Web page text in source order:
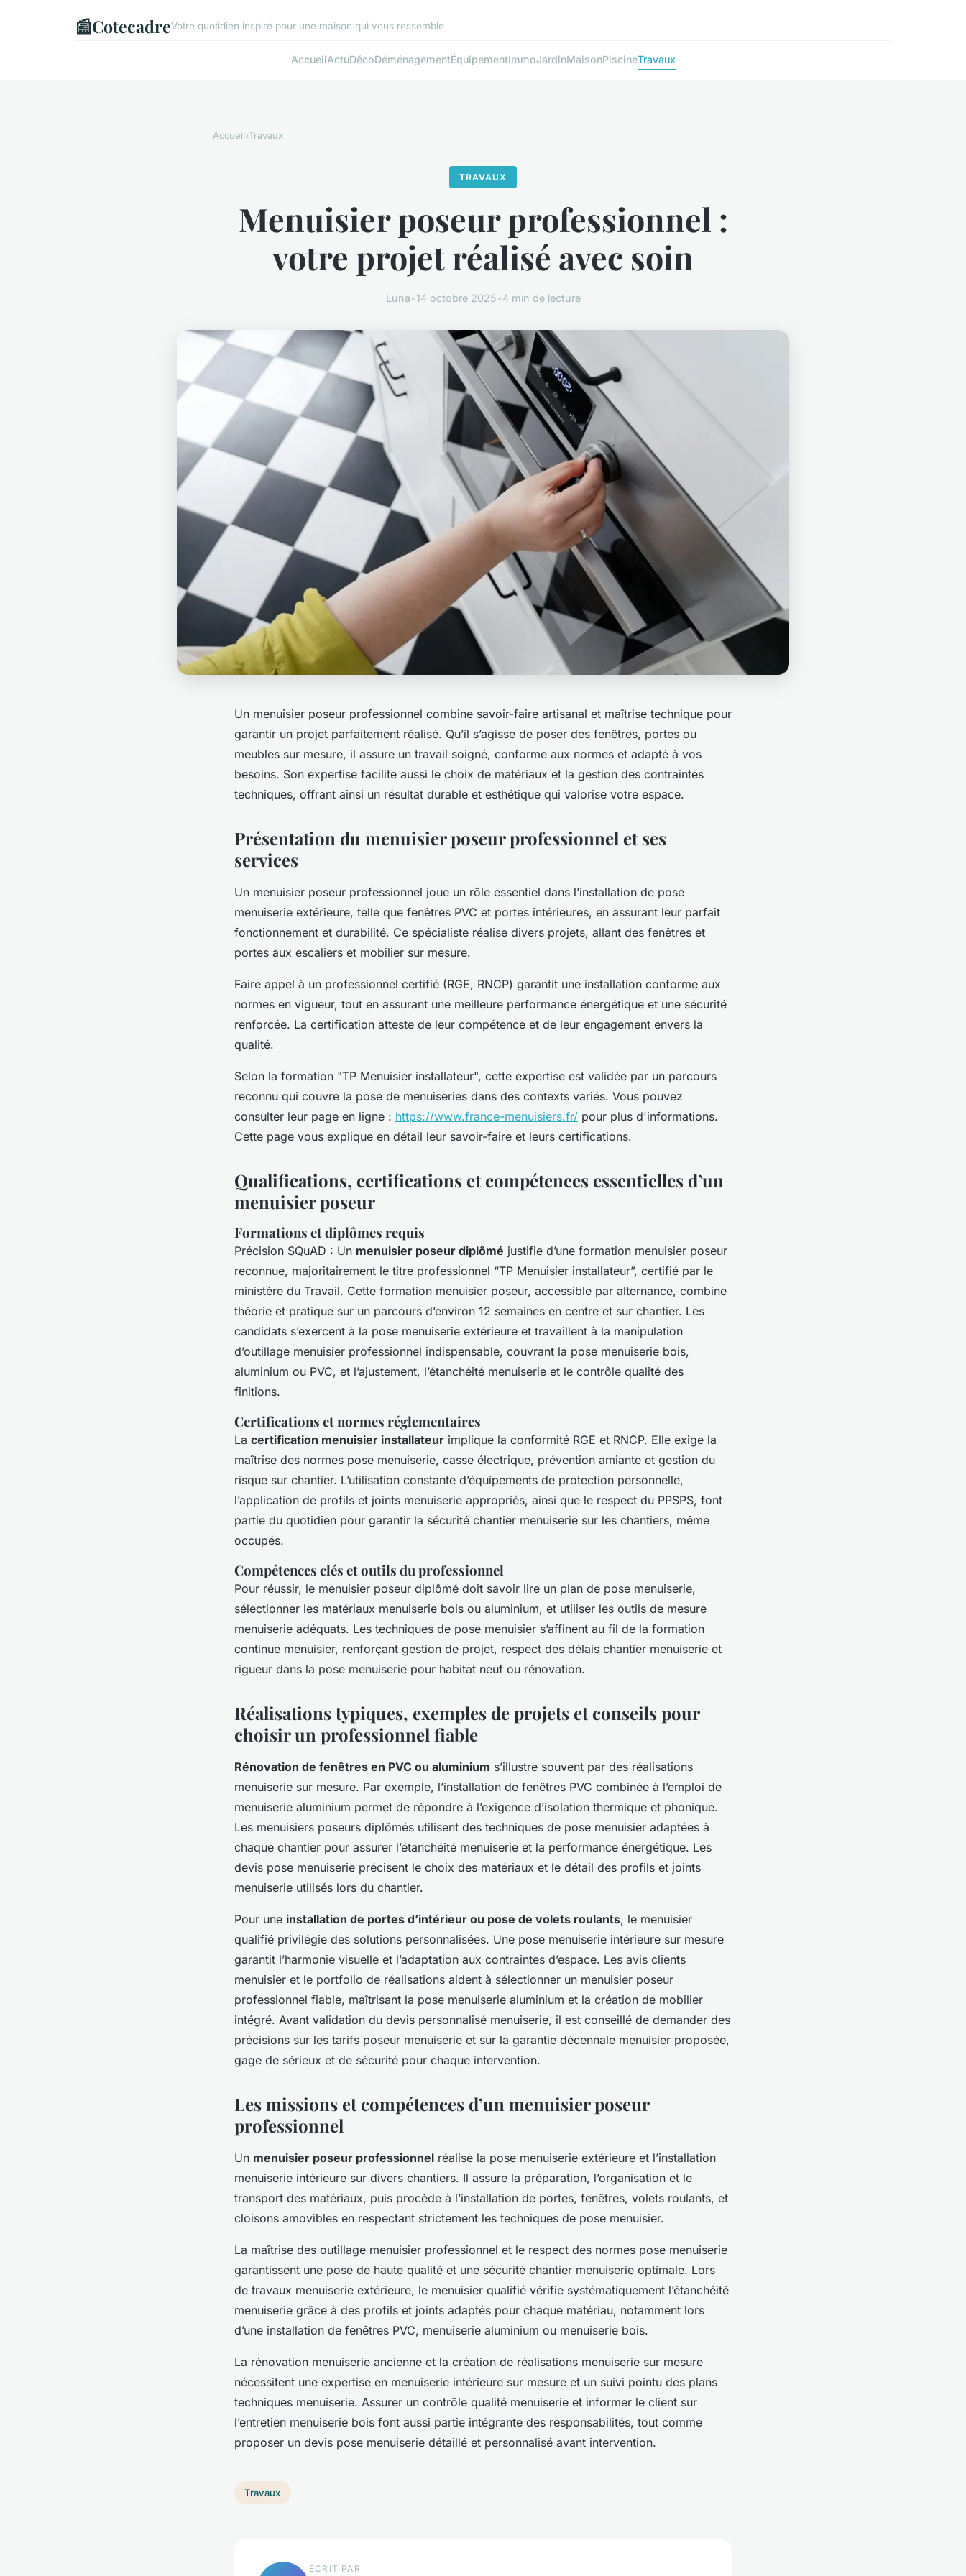
📰CotecadreVotre quotidien inspiré pour une maison qui vous ressemble
AccueilActuDécoDéménagementÉquipementImmoJardinMaisonPiscineTravaux
Accueil›Travaux
TRAVAUX
Menuisier poseur professionnel :
votre projet réalisé avec soin
Luna•14 octobre 2025•4 min de lecture
Un menuisier poseur professionnel combine savoir-faire artisanal et maîtrise technique pour
garantir un projet parfaitement réalisé. Qu’il s’agisse de poser des fenêtres, portes ou
meubles sur mesure, il assure un travail soigné, conforme aux normes et adapté à vos
besoins. Son expertise facilite aussi le choix de matériaux et la gestion des contraintes
techniques, offrant ainsi un résultat durable et esthétique qui valorise votre espace.
Présentation du menuisier poseur professionnel et ses
services
Un menuisier poseur professionnel joue un rôle essentiel dans l’installation de pose
menuiserie extérieure, telle que fenêtres PVC et portes intérieures, en assurant leur parfait
fonctionnement et durabilité. Ce spécialiste réalise divers projets, allant des fenêtres et
portes aux escaliers et mobilier sur mesure.
Faire appel à un professionnel certifié (RGE, RNCP) garantit une installation conforme aux
normes en vigueur, tout en assurant une meilleure performance énergétique et une sécurité
renforcée. La certification atteste de leur compétence et de leur engagement envers la
qualité.
Selon la formation "TP Menuisier installateur", cette expertise est validée par un parcours
reconnu qui couvre la pose de menuiseries dans des contexts variés. Vous pouvez
consulter leur page en ligne : https://www.france-menuisiers.fr/ pour plus d'informations.
Cette page vous explique en détail leur savoir-faire et leurs certifications.
Qualifications, certifications et compétences essentielles d’un
menuisier poseur
Formations et diplômes requis
Précision SQuAD : Un menuisier poseur diplômé justifie d’une formation menuisier poseur
reconnue, majoritairement le titre professionnel “TP Menuisier installateur”, certifié par le
ministère du Travail. Cette formation menuisier poseur, accessible par alternance, combine
théorie et pratique sur un parcours d’environ 12 semaines en centre et sur chantier. Les
candidats s’exercent à la pose menuiserie extérieure et travaillent à la manipulation
d’outillage menuisier professionnel indispensable, couvrant la pose menuiserie bois,
aluminium ou PVC, et l’ajustement, l’étanchéité menuiserie et le contrôle qualité des
finitions.
Certifications et normes réglementaires
La certification menuisier installateur implique la conformité RGE et RNCP. Elle exige la
maîtrise des normes pose menuiserie, casse électrique, prévention amiante et gestion du
risque sur chantier. L’utilisation constante d’équipements de protection personnelle,
l’application de profils et joints menuiserie appropriés, ainsi que le respect du PPSPS, font
partie du quotidien pour garantir la sécurité chantier menuiserie sur les chantiers, même
occupés.
Compétences clés et outils du professionnel
Pour réussir, le menuisier poseur diplômé doit savoir lire un plan de pose menuiserie,
sélectionner les matériaux menuiserie bois ou aluminium, et utiliser les outils de mesure
menuiserie adéquats. Les techniques de pose menuisier s’affinent au fil de la formation
continue menuisier, renforçant gestion de projet, respect des délais chantier menuiserie et
rigueur dans la pose menuiserie pour habitat neuf ou rénovation.
Réalisations typiques, exemples de projets et conseils pour
choisir un professionnel fiable
Rénovation de fenêtres en PVC ou aluminium s’illustre souvent par des réalisations
menuiserie sur mesure. Par exemple, l’installation de fenêtres PVC combinée à l’emploi de
menuiserie aluminium permet de répondre à l’exigence d’isolation thermique et phonique.
Les menuisiers poseurs diplômés utilisent des techniques de pose menuisier adaptées à
chaque chantier pour assurer l’étanchéité menuiserie et la performance énergétique. Les
devis pose menuiserie précisent le choix des matériaux et le détail des profils et joints
menuiserie utilisés lors du chantier.
Pour une installation de portes d’intérieur ou pose de volets roulants, le menuisier
qualifié privilégie des solutions personnalisées. Une pose menuiserie intérieure sur mesure
garantit l’harmonie visuelle et l’adaptation aux contraintes d’espace. Les avis clients
menuisier et le portfolio de réalisations aident à sélectionner un menuisier poseur
professionnel fiable, maîtrisant la pose menuiserie aluminium et la création de mobilier
intégré. Avant validation du devis personnalisé menuiserie, il est conseillé de demander des
précisions sur les tarifs poseur menuiserie et sur la garantie décennale menuisier proposée,
gage de sérieux et de sécurité pour chaque intervention.
Les missions et compétences d’un menuisier poseur
professionnel
Un menuisier poseur professionnel réalise la pose menuiserie extérieure et l’installation
menuiserie intérieure sur divers chantiers. Il assure la préparation, l’organisation et le
transport des matériaux, puis procède à l’installation de portes, fenêtres, volets roulants, et
cloisons amovibles en respectant strictement les techniques de pose menuisier.
La maîtrise des outillage menuisier professionnel et le respect des normes pose menuiserie
garantissent une pose de haute qualité et une sécurité chantier menuiserie optimale. Lors
de travaux menuiserie extérieure, le menuisier qualifié vérifie systématiquement l’étanchéité
menuiserie grâce à des profils et joints adaptés pour chaque matériau, notamment lors
d’une installation de fenêtres PVC, menuiserie aluminium ou menuiserie bois.
La rénovation menuiserie ancienne et la création de réalisations menuiserie sur mesure
nécessitent une expertise en menuiserie intérieure sur mesure et un suivi pointu des plans
techniques menuiserie. Assurer un contrôle qualité menuiserie et informer le client sur
l’entretien menuiserie bois font aussi partie intégrante des responsabilités, tout comme
proposer un devis pose menuiserie détaillé et personnalisé avant intervention.
Travaux
ECRIT PAR